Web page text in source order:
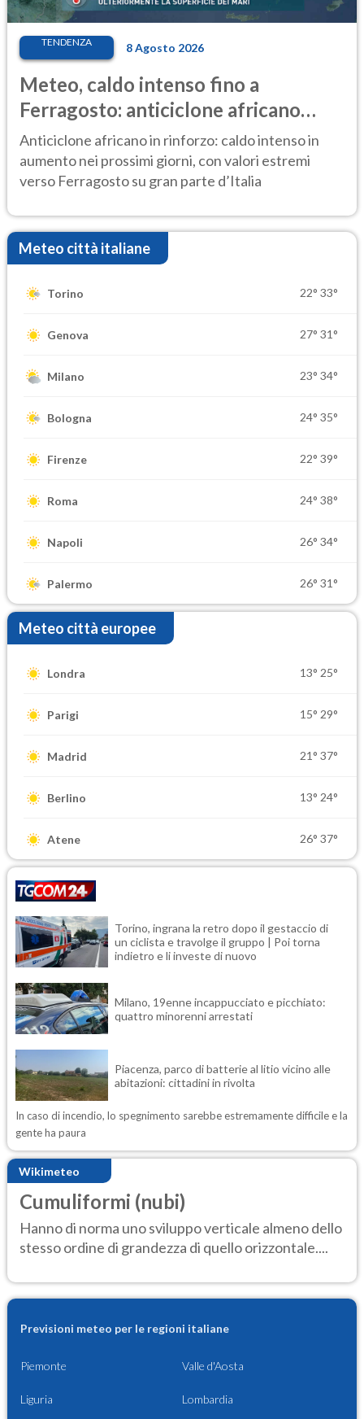
TENDENZA 8 Agosto 2026
Meteo, caldo intenso fino a
Ferragosto: anticiclone africano
ancora protagonista
Anticiclone africano in rinforzo: caldo intenso in
aumento nei prossimi giorni, con valori estremi
verso Ferragosto su gran parte d’Italia
Meteo città italiane
Torino 22° 33°
Genova 27° 31°
Milano 23° 34°
Bologna 24° 35°
Firenze 22° 39°
Roma 24° 38°
Napoli 26° 34°
Palermo 26° 31°
Meteo città europee
Londra 13° 25°
Parigi 15° 29°
Madrid 21° 37°
Berlino 13° 24°
Atene 26° 37°
Torino, ingrana la retro dopo il gestaccio di
un ciclista e travolge il gruppo | Poi torna
indietro e li investe di nuovo
Milano, 19enne incappucciato e picchiato:
quattro minorenni arrestati
Piacenza, parco di batterie al litio vicino alle
abitazioni: cittadini in rivolta
In caso di incendio, lo spegnimento sarebbe estremamente difficile e la
gente ha paura
Wikimeteo
Cumuliformi (nubi)
Hanno di norma uno sviluppo verticale almeno dello
stesso ordine di grandezza di quello orizzontale....
Previsioni meteo per le regioni italiane
Piemonte Valle d'Aosta
Liguria Lombardia